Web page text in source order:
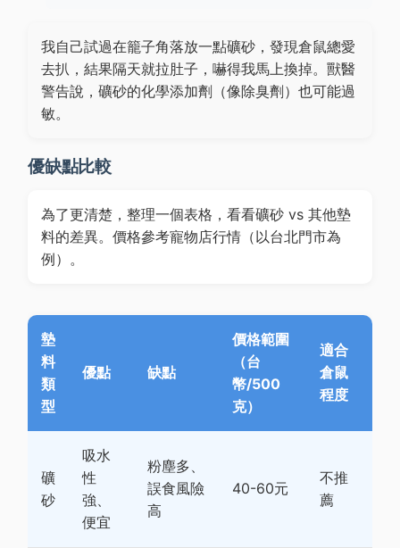
我自己試過在籠子角落放一點礦砂，發現倉鼠總愛
去扒，結果隔天就拉肚子，嚇得我馬上換掉。獸醫
警告說，礦砂的化學添加劑（像除臭劑）也可能過
敏。
優缺點比較
為了更清楚，整理一個表格，看看礦砂 vs 其他墊
料的差異。價格參考寵物店行情（以台北門市為
例）。
墊
料
類
型
優點 缺點
價格範圍
（台
幣/500
克）
適合
倉鼠
程度
礦
砂
吸水
性
強、
便宜
粉塵多、
誤食風險
高
40-60元
不推
薦